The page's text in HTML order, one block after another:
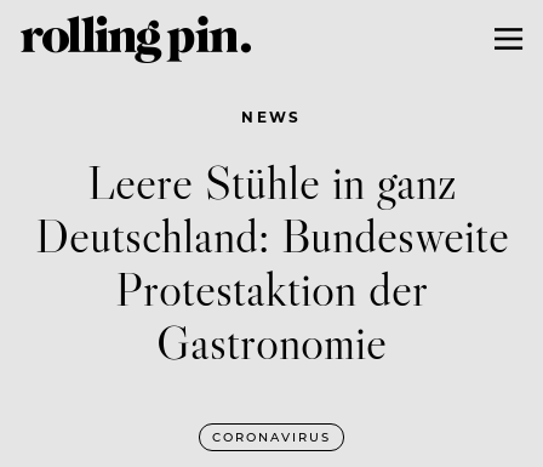
NEWS
Leere Stühle in ganz
Deutschland: Bundesweite
Protestaktion der
Gastronomie
CORONAVIRUS